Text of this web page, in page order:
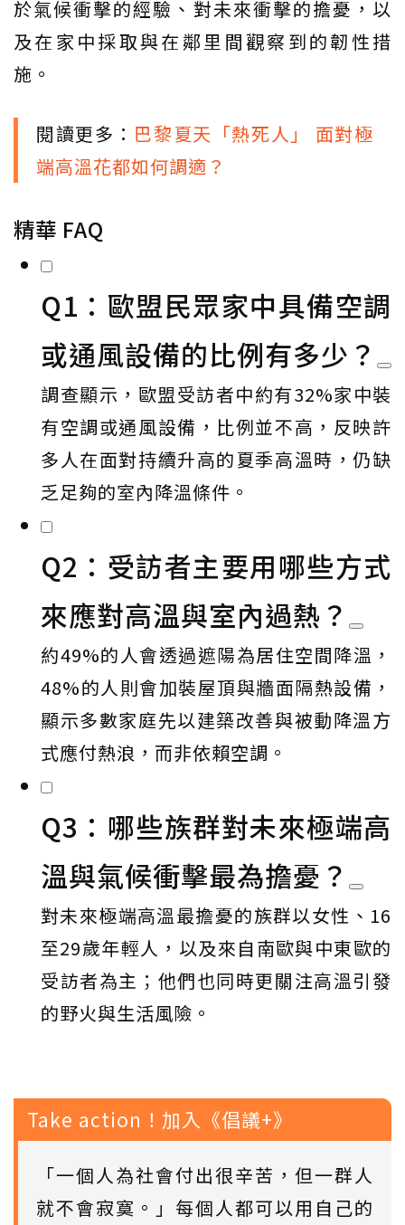
於氣候衝擊的經驗、對未來衝擊的擔憂，以
及在家中採取與在鄰里間觀察到的韌性措
施。
閱讀更多： 巴黎夏天「熱死人」 面對極
端高溫花都如何調適？
精華 FAQ
Q1：歐盟民眾家中具備空調
或通風設備的比例有多少？
調查顯示，歐盟受訪者中約有32%家中裝
有空調或通風設備，比例並不高，反映許
多人在面對持續升高的夏季高溫時，仍缺
乏足夠的室內降溫條件。
Q2：受訪者主要用哪些方式
來應對高溫與室內過熱？
約49%的人會透過遮陽為居住空間降溫，
48%的人則會加裝屋頂與牆面隔熱設備，
顯示多數家庭先以建築改善與被動降溫方
式應付熱浪，而非依賴空調。
Q3：哪些族群對未來極端高
溫與氣候衝擊最為擔憂？
對未來極端高溫最擔憂的族群以女性、16
至29歲年輕人，以及來自南歐與中東歐的
受訪者為主；他們也同時更關注高溫引發
的野火與生活風險。
Take action！加入《倡議+》
「一個人為社會付出很辛苦，但一群人
就不會寂寞。」每個人都可以用自己的